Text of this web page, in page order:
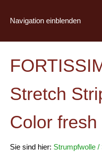
Navigation einblenden
Stretch
Color fresh
Sie sind hier: Strumpfwolle